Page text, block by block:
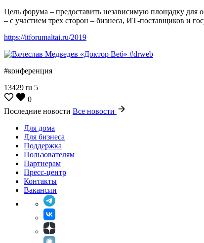
Цель форума – предоставить независимую площадку
– с участием трех сторон – бизнеса, ИТ-поставщиков и
https://itforumaltai.ru/2019
#конференция
13429 ru 5
0
Последние новости Все новости
Для дома
Для бизнеса
Поддержка
Пользователям
Партнерам
Пресс-центр
Контакты
Вакансии